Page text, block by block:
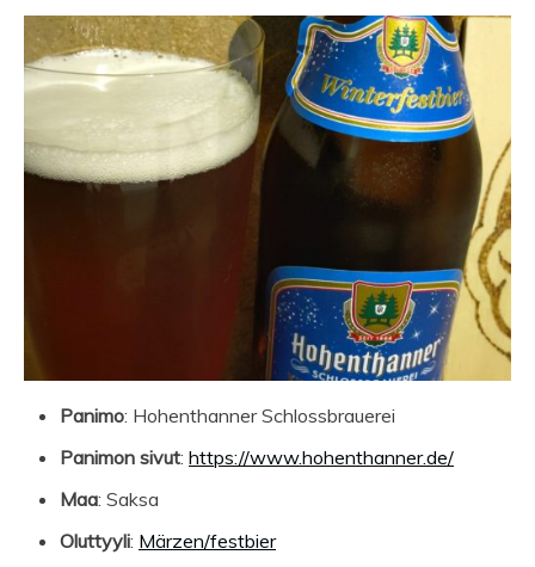
Panimo: Hohenthanner Schlossbrauerei
Panimon sivut: https://www.hohenthanner.de/
Maa: Saksa
Oluttyyli: Märzen/festbier